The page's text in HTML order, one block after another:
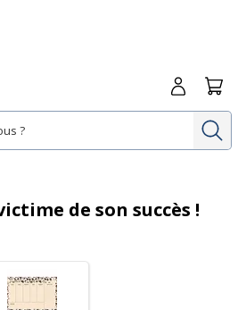
Me
de son succès !